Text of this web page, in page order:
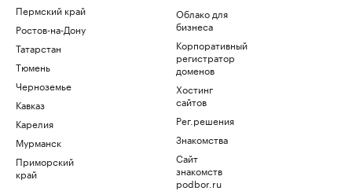
Пермский край
Ростов-на-Дону
Татарстан
Тюмень
Черноземье
Кавказ
Карелия
Мурманск
Приморский
край
Облако для
бизнеса
Корпоративный
регистратор
доменов
Хостинг
сайтов
Рег.решения
Знакомства
Сайт
знакомств
podbor.ru